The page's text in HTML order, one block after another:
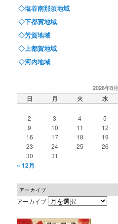
◇塩谷南那須地域
◇下都賀地域
◇芳賀地域
◇上都賀地域
◇河内地域
2026年8月
日 月 火 水
2
3 4 5
9
10 11 12
16
17 18 19
23
24 25 26
30
31
« 12月
アーカイブ
アーカイブ